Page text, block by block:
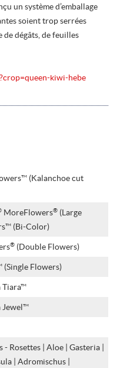
un système d’emballage
soient trop serrées
dégâts, de feuilles
kiwi-hebe
(Kalanchoe cut
MoreFlowers® (Large
(Bi-Color)
® (Double Flowers)
(Single Flowers)
Tiara™
Jewel™
- Rosettes | Aloe | Gasteria |
| Adromischus |